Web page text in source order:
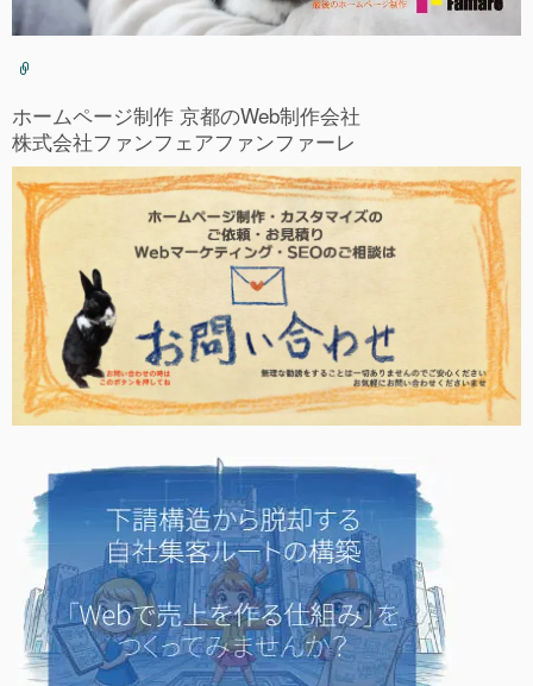
ホームページ制作 京都のWeb制作会社
株式会社ファンフェアファンファーレ